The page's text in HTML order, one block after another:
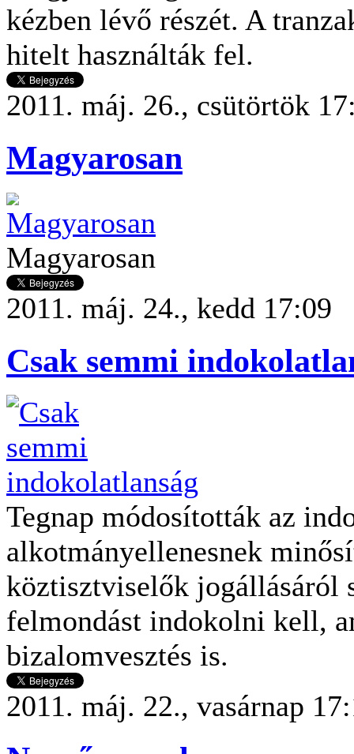
kézben lévő részét. A
hitelt használták fel.
2011. máj. 26., csütörtök
Magyarosan
Magyarosan
2011. máj. 24., kedd 17:09
Csak semmi
Tegnap módosították az
alkotmányellenesnek
köztisztviselők jogállásáról
felmondást indokolni kell,
bizalomvesztés is.
2011. máj. 22., vasárnap